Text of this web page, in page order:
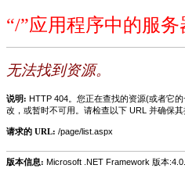
“/”应用程序中的服务
无法找到资源。
说明: HTTP 404。您正在查找的资源(或者它
改，或暂时不可用。请检查以下 URL 并确保其
请求的 URL: /page/list.aspx
版本信息: Microsoft .NET Framework 版本